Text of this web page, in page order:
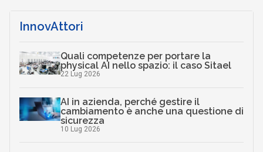
InnovAttori
Quali competenze per portare la
physical AI nello spazio: il caso Sitael
22 Lug 2026
AI in azienda, perché gestire il
cambiamento è anche una questione di
sicurezza
10 Lug 2026